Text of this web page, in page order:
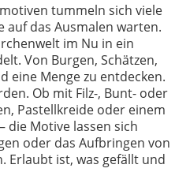
tummeln sich viele
auf das Ausmalen warten.
im Nu in ein
Von Burgen, Schätzen,
eine Menge zu entdecken.
Ob mit Filz-, Bunt- oder
Pastellkreide oder einem
die Motive lassen sich
oder das Aufbringen von
Erlaubt ist, was gefällt und